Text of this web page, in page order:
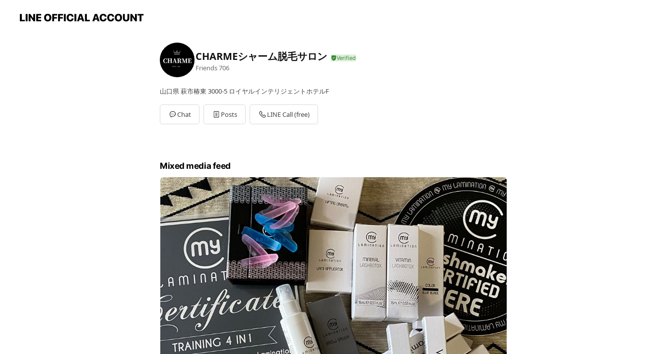
CHARMEシャーム脱毛サロン
Friends706
山口県 萩市椿東 3000-5 ロイヤルインテリジェントホテルF
Chat Posts LINE Call (free)
Mixed media feed